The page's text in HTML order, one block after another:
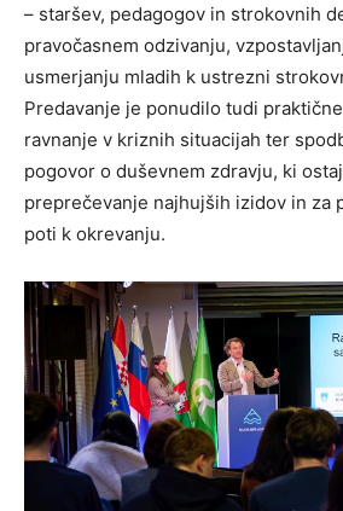
– staršev, pedagogov in strokovnih
pravočasnem odzivanju,
usmerjanju mladih k ustrezni
Predavanje je ponudilo tudi
ravnanje v kriznih situacijah ter
pogovor o duševnem zdravju, ki
preprečevanje najhujših izidov in za
poti k okrevanju.